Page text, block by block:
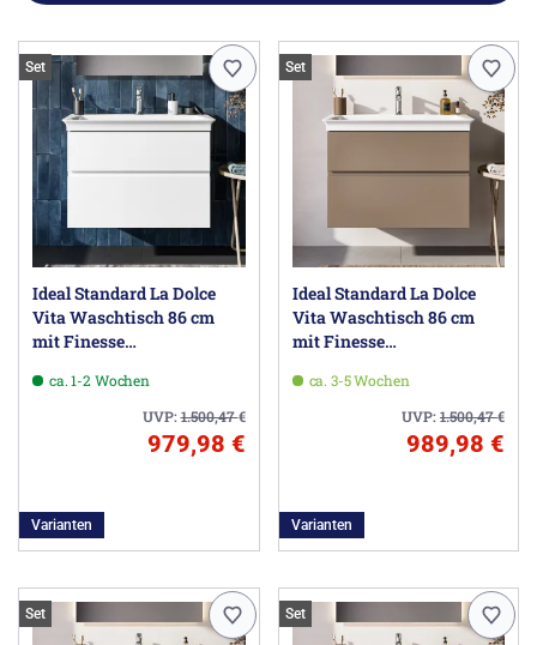
Set
Ideal Standard La Dolce
Vita Waschtisch 86 cm
mit Finesse
80 cm
ca. 1-2 Wochen
UVP:1.500,47€
979,98 €
Varianten
Set
Ideal Standard La Dolce
Vita Waschtisch 86 cm
mit Finesse
80 cm
ca. 3-5 Wochen
UVP:1.500,47€
989,98 €
Varianten
Set Set